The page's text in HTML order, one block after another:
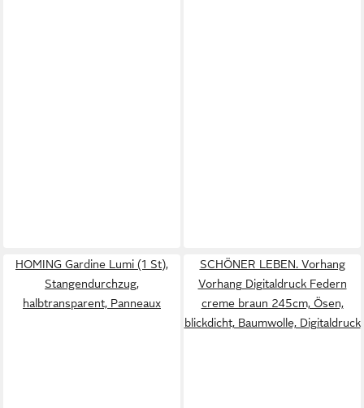
HOMING Gardine Lumi (1 St),
Stangendurchzug,
halbtransparent, Panneaux
SCHÖNER LEBEN. Vorhang
Vorhang Digitaldruck Federn
creme braun 245cm, Ösen,
blickdicht, Baumwolle, Digitaldruck